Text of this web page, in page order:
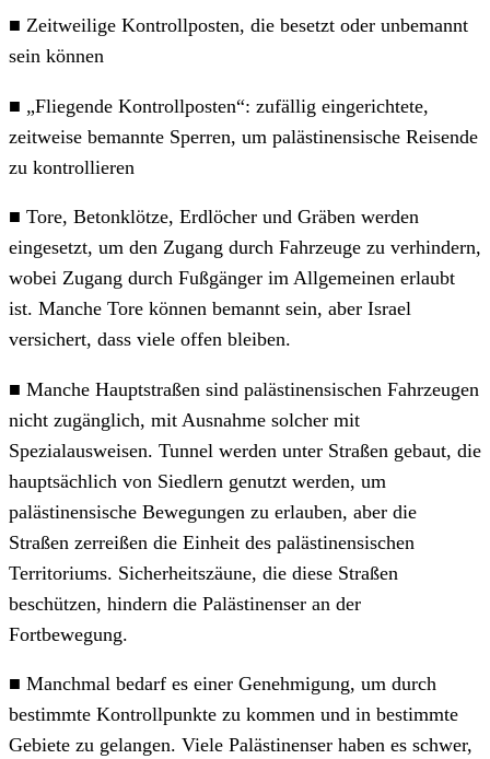
■ Zeitweilige Kontrollposten, die besetzt oder unbemannt
sein können
■ „Fliegende Kontrollposten“: zufällig eingerichtete,
zeitweise bemannte Sperren, um palästinensische Reisende
zu kontrollieren
■ Tore, Betonklötze, Erdlöcher und Gräben werden
eingesetzt, um den Zugang durch Fahrzeuge zu verhindern,
wobei Zugang durch Fußgänger im Allgemeinen erlaubt
ist. Manche Tore können bemannt sein, aber Israel
versichert, dass viele offen bleiben.
■ Manche Hauptstraßen sind palästinensischen Fahrzeugen
nicht zugänglich, mit Ausnahme solcher mit
Spezialausweisen. Tunnel werden unter Straßen gebaut, die
hauptsächlich von Siedlern genutzt werden, um
palästinensische Bewegungen zu erlauben, aber die
Straßen zerreißen die Einheit des palästinensischen
Territoriums. Sicherheitszäune, die diese Straßen
beschützen, hindern die Palästinenser an der
Fortbewegung.
■ Manchmal bedarf es einer Genehmigung, um durch
bestimmte Kontrollpunkte zu kommen und in bestimmte
Gebiete zu gelangen. Viele Palästinenser haben es schwer,